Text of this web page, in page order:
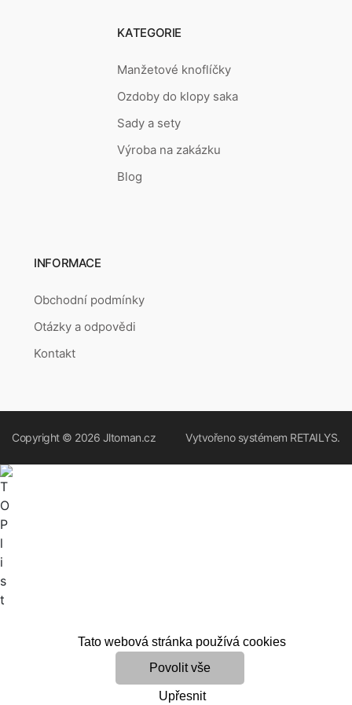
KATEGORIE
Manžetové knoflíčky
Ozdoby do klopy saka
Sady a sety
Výroba na zakázku
Blog
INFORMACE
Obchodní podmínky
Otázky a odpovědi
Kontakt
Copyright © 2026 Jltoman.cz Vytvořeno systémem RETAILYS.
Tato webová stránka používá cookies
Povolit vše
Upřesnit